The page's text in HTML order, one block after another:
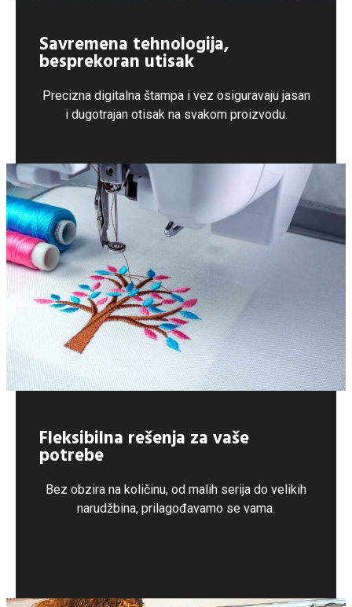
Savremena tehnologija,
besprekoran utisak
Precizna digitalna štampa i vez osiguravaju jasan
i dugotrajan otisak na svakom proizvodu.
Fleksibilna rešenja za vaše
potrebe
Bez obzira na količinu, od malih serija do velikih
narudžbina, prilagođavamo se vama.